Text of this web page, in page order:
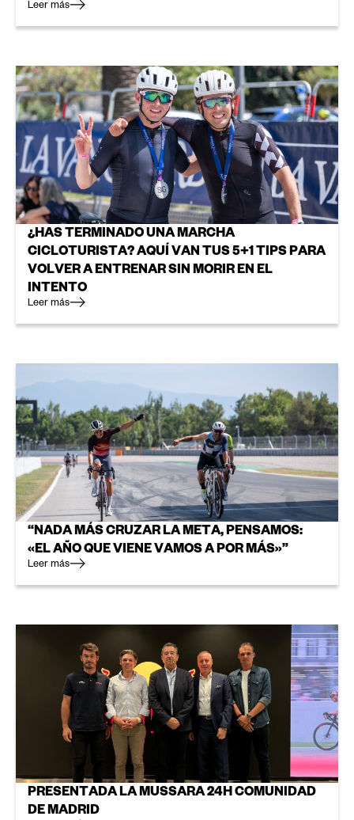
Leer más
¿HAS TERMINADO UNA MARCHA
CICLOTURISTA? AQUÍ VAN TUS 5+1 TIPS PARA
VOLVER A ENTRENAR SIN MORIR EN EL
INTENTO
Leer más
“NADA MÁS CRUZAR LA META, PENSAMOS:
«EL AÑO QUE VIENE VAMOS A POR MÁS»”
Leer más
PRESENTADA LA MUSSARA 24H COMUNIDAD
DE MADRID